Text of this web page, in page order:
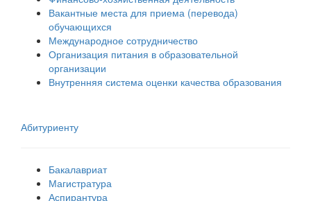
Вакантные места для приема (перевода)
обучающихся
Международное сотрудничество
Организация питания в образовательной
организации
Внутренняя система оценки качества образования
Абитуриенту
Бакалавриат
Магистратура
Аспирантура